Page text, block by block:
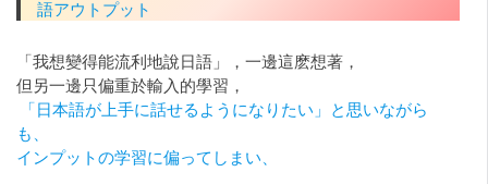
語アウトプット
「我想變得能流利地說日語」，一邊這麽想著，
但另一邊只偏重於輸入的學習，
「日本語が上手に話せるようになりたい」と思いながら
も、
インプットの学習に偏ってしまい、